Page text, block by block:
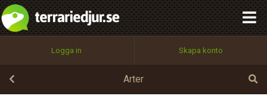
Logga in Skapa konto
Arter
Utför
100%
OK
integritetspolicy
Namn:
Epost:
Begär nytt lösenord
Tillbaka till förstasidan